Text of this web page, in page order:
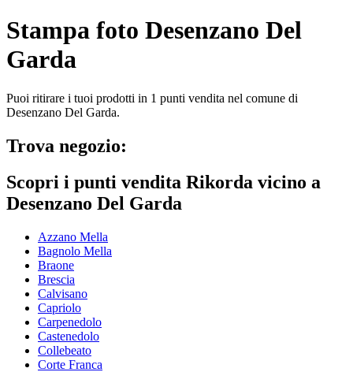
Stampa foto Desenzano Del
Garda
Puoi ritirare i tuoi prodotti in 1 punti vendita nel comune di
Desenzano Del Garda.
Trova negozio:
Scopri i punti vendita Rikorda vicino a
Desenzano Del Garda
Azzano Mella
Bagnolo Mella
Braone
Brescia
Calvisano
Capriolo
Carpenedolo
Castenedolo
Collebeato
Corte Franca